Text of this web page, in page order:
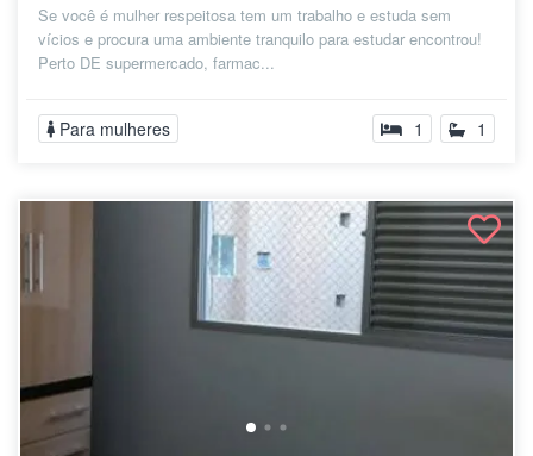
Se você é mulher respeitosa tem um trabalho e estuda sem
vícios e procura uma ambiente tranquilo para estudar encontrou!
Perto DE supermercado, farmac...
Para mulheres 1 1